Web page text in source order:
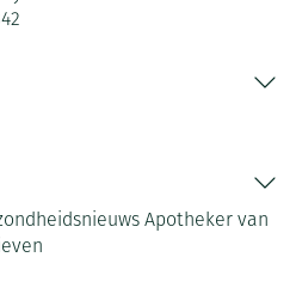
Apotheker van